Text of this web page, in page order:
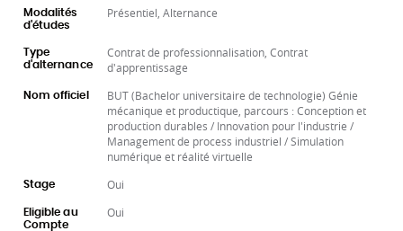
Modalités
d'études
Présentiel, Alternance
Type
d'alternance
Contrat de professionnalisation, Contrat
d'apprentissage
Nom officiel
BUT (Bachelor universitaire de technologie) Génie
mécanique et productique, parcours : Conception et
production durables / Innovation pour l'industrie /
Management de process industriel / Simulation
numérique et réalité virtuelle
Stage Oui
Eligible au
Compte
Oui